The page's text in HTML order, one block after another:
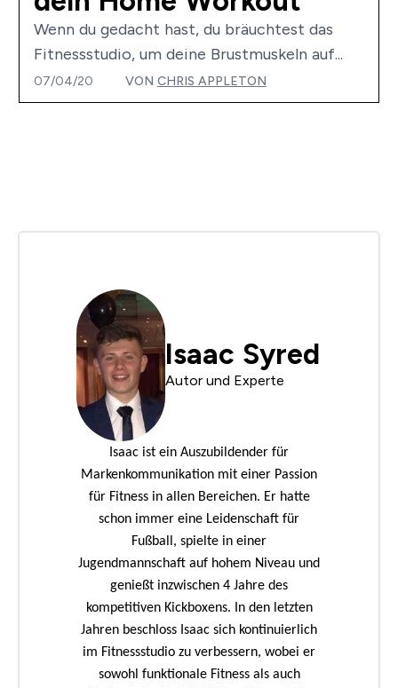
Wenn du gedacht hast, du bräuchtest das
Fitnessstudio, um deine Brustmuskeln auf...
07/04/20 VON CHRIS APPLETON
Isaac Syred
Autor und Experte
Isaac ist ein Auszubildender für
Markenkommunikation mit einer Passion
für Fitness in allen Bereichen. Er hatte
schon immer eine Leidenschaft für
Fußball, spielte in einer
Jugendmannschaft auf hohem Niveau und
genießt inzwischen 4 Jahre des
kompetitiven Kickboxens. In den letzten
Jahren beschloss Isaac sich kontinuierlich
im Fitnessstudio zu verbessern, wobei er
sowohl funktionale Fitness als auch